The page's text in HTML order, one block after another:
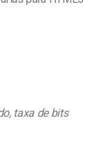
taxa de bits